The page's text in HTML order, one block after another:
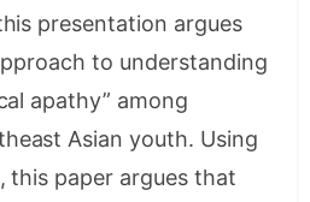
presentation argues
to understanding
apathy” among
Asian youth. Using
this paper argues that